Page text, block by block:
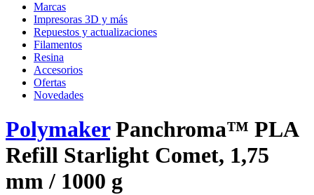
Marcas
Impresoras 3D y más
Repuestos y actualizaciones
Filamentos
Resina
Accesorios
Ofertas
Novedades
PolymakerPanchroma™ PLA
Refill Starlight Comet, 1,75
mm / 1000 g